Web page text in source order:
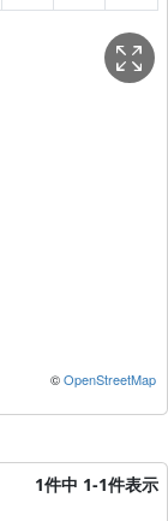
©OpenStreetMap
1件中 1-1件表示